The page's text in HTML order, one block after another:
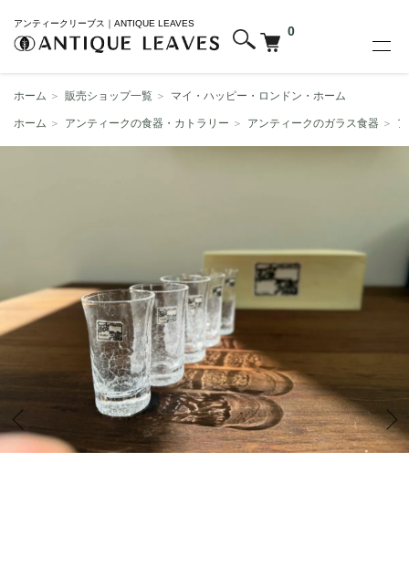
アンティークリーブス｜ANTIQUE LEAVES
0
ホーム ＞ 販売ショップ一覧 ＞ マイ・ハッピー・ロンドン・ホーム
ホーム ＞ アンティークの食器・カトラリー ＞ アンティークのガラス食器 ＞